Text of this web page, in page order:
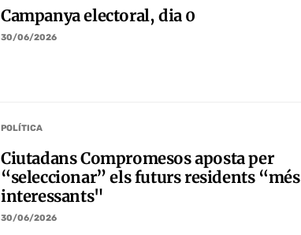
Campanya electoral, dia 0
30/06/2026
POLÍTICA
Ciutadans Compromesos aposta per
“seleccionar” els futurs residents “més
interessants"
30/06/2026